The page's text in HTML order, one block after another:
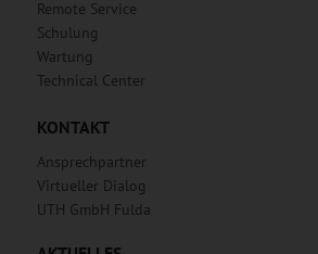
Remote Service
Schulung
Wartung
Technical Center
KONTAKT
Ansprechpartner
Virtueller Dialog
UTH GmbH Fulda